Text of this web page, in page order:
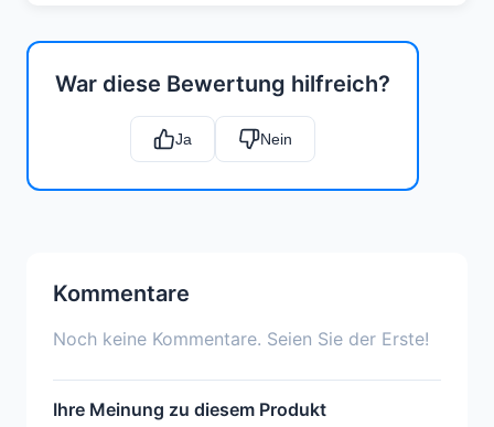
War diese Bewertung hilfreich?
Ja Nein
Kommentare
Noch keine Kommentare. Seien Sie der Erste!
Ihre Meinung zu diesem Produkt